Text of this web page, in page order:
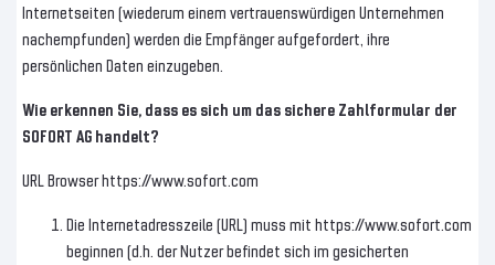
Internetseiten (wiederum einem vertrauenswürdigen Unternehmen
nachempfunden) werden die Empfänger aufgefordert, ihre
persönlichen Daten einzugeben.
Wie erkennen Sie, dass es sich um das sichere Zahlformular der
SOFORT AG handelt?
URL Browser https://www.sofort.com
Die Internetadresszeile (URL) muss mit https://www.sofort.com
beginnen (d.h. der Nutzer befindet sich im gesicherten